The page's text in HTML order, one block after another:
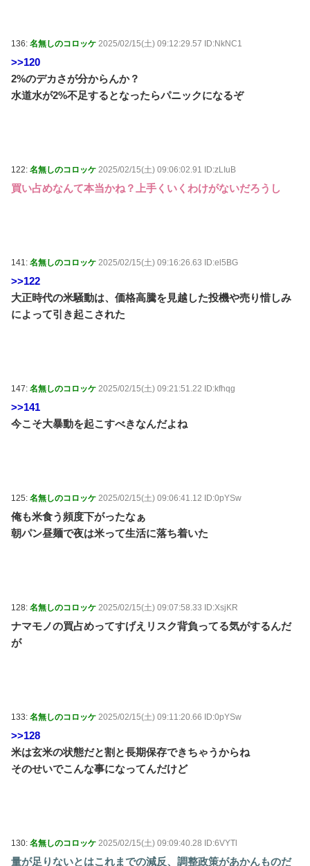
136: 名無しのコロッケ 2025/02/15(土) 09:12:29.57 ID:NkNC1
>>120
2%のデカさが分からんか？
水道水が2%不足するとなったらパニックになるぞ
122: 名無しのコロッケ 2025/02/15(土) 09:06:02.91 ID:zLIuB
買い占めなんて本当かね？上手くいくわけがないだろうし
141: 名無しのコロッケ 2025/02/15(土) 09:16:26.63 ID:el5BG
>>122
大正時代の米騒動は、価格高騰を見越した投機や売り惜しみ
によって引き起こされた
147: 名無しのコロッケ 2025/02/15(土) 09:21:51.22 ID:kfhqg
>>141
今こそ大暴動を起こすべきなんだよね
125: 名無しのコロッケ 2025/02/15(土) 09:06:41.12 ID:0pYSw
俺も米食う頻度下がったなぁ
朝パン昼麺で夜は米って生活に落ち着いた
128: 名無しのコロッケ 2025/02/15(土) 09:07:58.33 ID:XsjKR
ナマモノの買占めってすげえリスク背負ってる気がするんだ
が
133: 名無しのコロッケ 2025/02/15(土) 09:11:20.66 ID:0pYSw
>>128
米は玄米の状態だと割と長期保存できちゃうからね
そのせいでこんな事になってんだけど
130: 名無しのコロッケ 2025/02/15(土) 09:09:40.28 ID:6VYTl
量が足りないとはこれまでの減反、調整政策があかんものだ